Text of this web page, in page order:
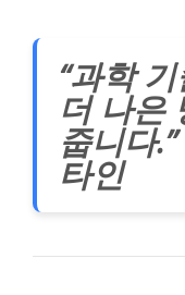
“과학
더 나은
줍니다
타인